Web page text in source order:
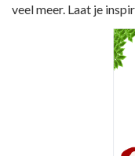
veel meer. Laat je